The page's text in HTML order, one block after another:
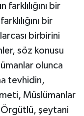
farklılığını bir
bir
birbirini
söz konusu
olunca
tevhidin,
Müslümanlar
şeytani